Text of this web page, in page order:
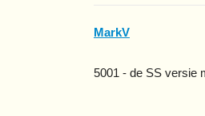
MarkV
5001 - de SS versie